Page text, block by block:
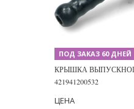
ПОД ЗАКАЗ 60 ДНЕЙ
КРЫШКА
421941200532
ЦЕНА